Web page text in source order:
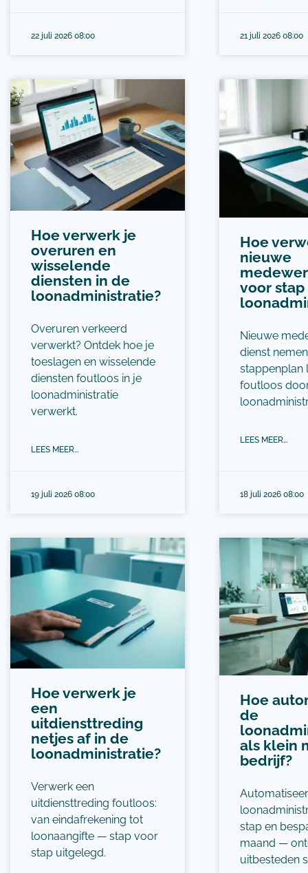
22 juli 2026 08:00 21 juli 2026 08:00
Hoe verwerk je
overuren en
wisselende
diensten in de
loonadministratie?
Overuren verkeerd
verwerkt? Ontdek hoe je
toeslagen en wisselende
diensten foutloos in je
loonadministratie
verwerkt.
LEES MEER...
19 juli 2026 08:00
Hoe
nieuwe
voor stap
Nieuwe
dienst
stappenplan
foutloos
LEES MEER...
18 juli 2026 08:00
Hoe verwerk je
een
uitdiensttreding
netjes af in de
loonadministratie?
Verwerk een
uitdiensttreding foutloos:
van eindafrekening tot
loonaangifte — stap voor
stap uitgelegd.
Hoe
de
als klein
bedrijf?
stap en
maand —
uitbesteden